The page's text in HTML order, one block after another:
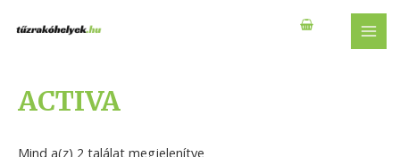
ACTIVA
Mind a(z) 2 találat megjelenítve